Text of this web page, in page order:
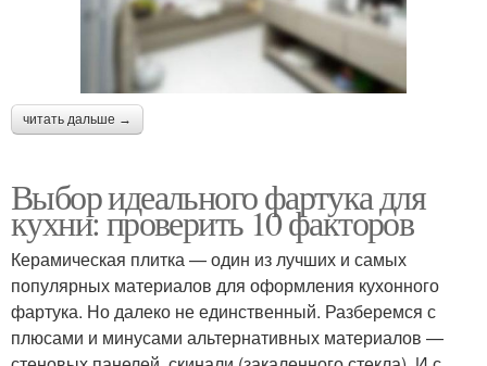
читать дальше →
Выбор идеального фартука для
кухни: проверить 10 факторов
Керамическая плитка — один из лучших и самых
популярных материалов для оформления кухонного
фартука. Но далеко не единственный. Разберемся с
плюсами и минусами альтернативных материалов —